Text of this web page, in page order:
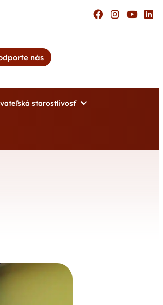
nás
starostlivosť